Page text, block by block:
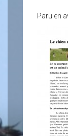
Paru en